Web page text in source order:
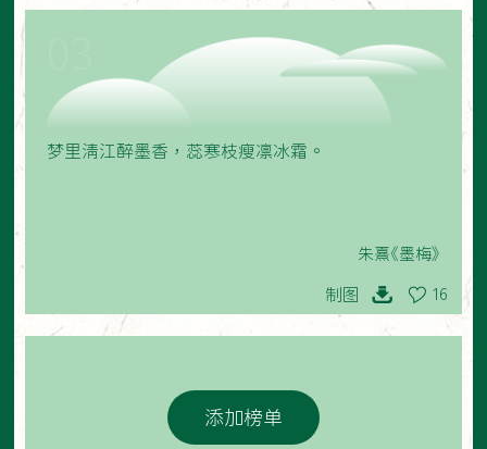
梦里清江醉墨香，蕊寒枝瘦凛冰霜。
朱熹《墨梅》
制图 16
添加榜单